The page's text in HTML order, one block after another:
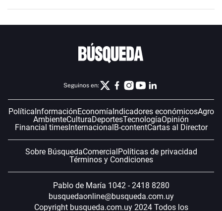
Seguinos en:
PolíticaInformaciónEconomíaIndicadores económicosAgro
AmbienteCulturaDeportesTecnologíaOpinión
Financial timesInternacionalB-contentCartas al Director
Sobre BúsquedaComercialPolíticas de privacidad
Términos y Condiciones
Pablo de María 1042 - 2418 8280
busquedaonline@busqueda.com.uy
Copyright busqueda.com.uy 2024 Todos los